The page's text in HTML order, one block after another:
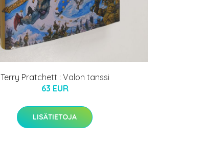
Terry Pratchett : Valon tanssi
63 EUR
LISÄTIETOJA